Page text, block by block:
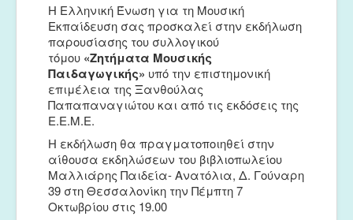
Η Ελληνική Ένωση για τη Μουσική
Εκπαίδευση σας προσκαλεί στην εκδήλωση
παρουσίασης του συλλογικού
τόμου «Ζητήματα Μουσικής
Παιδαγωγικής» υπό την επιστημονική
επιμέλεια της Ξανθούλας
Παπαπαναγιώτου και από τις εκδόσεις της
Ε.Ε.Μ.Ε.
Η εκδήλωση θα πραγματοποιηθεί στην
αίθουσα εκδηλώσεων του βιβλιοπωλείου
Μαλλιάρης Παιδεία- Ανατόλια, Δ. Γούναρη
39 στη Θεσσαλονίκη την Πέμπτη 7
Οκτωβρίου στις 19.00